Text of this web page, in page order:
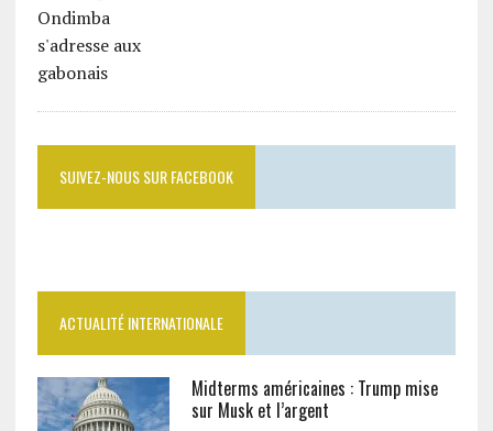
SUIVEZ-NOUS SUR FACEBOOK
ACTUALITÉ INTERNATIONALE
Midterms américaines : Trump mise
sur Musk et l’argent